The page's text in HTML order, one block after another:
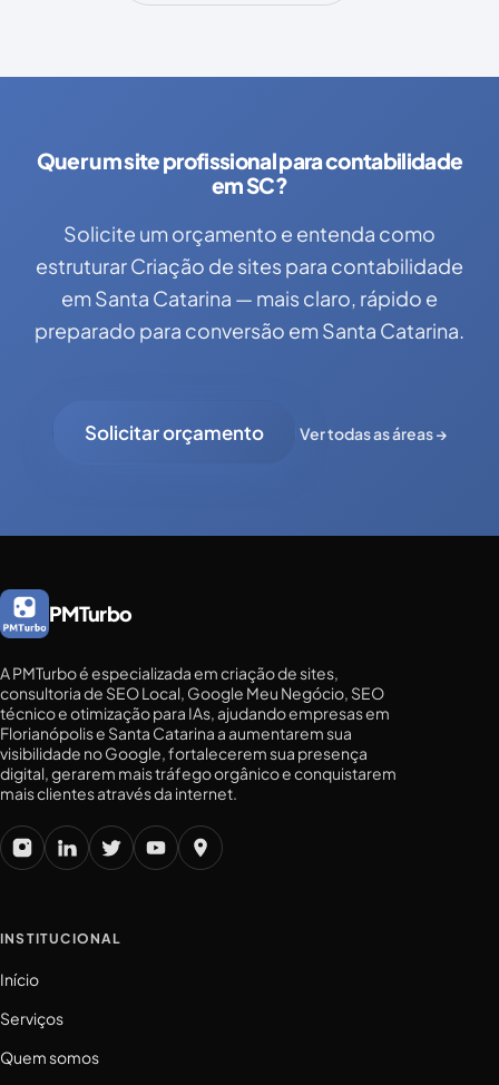
Quer um site profissional para contabilidade
em SC?
Solicite um orçamento e entenda como
estruturar Criação de sites para contabilidade
em Santa Catarina — mais claro, rápido e
preparado para conversão em Santa Catarina.
Solicitar orçamento Ver todas as áreas →
PMTurbo
A PMTurbo é especializada em criação de sites,
consultoria de SEO Local, Google Meu Negócio, SEO
técnico e otimização para IAs, ajudando empresas em
Florianópolis e Santa Catarina a aumentarem sua
visibilidade no Google, fortalecerem sua presença
digital, gerarem mais tráfego orgânico e conquistarem
mais clientes através da internet.
INSTITUCIONAL
Início
Serviços
Quem somos